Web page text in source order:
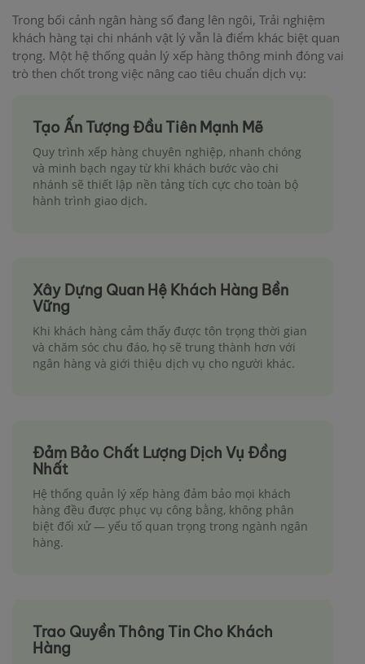
Trong bối cảnh ngân hàng số đang lên ngôi, Trải nghiệm
khách hàng tại chi nhánh vật lý vẫn là điểm khác biệt quan
trọng. Một hệ thống quản lý xếp hàng thông minh đóng vai
trò then chốt trong việc nâng cao tiêu chuẩn dịch vụ:
Tạo Ấn Tượng Đầu Tiên Mạnh Mẽ
Quy trình xếp hàng chuyên nghiệp, nhanh chóng
và minh bạch ngay từ khi khách bước vào chi
nhánh sẽ thiết lập nền tảng tích cực cho toàn bộ
hành trình giao dịch.
Xây Dựng Quan Hệ Khách Hàng Bền
Vững
Khi khách hàng cảm thấy được tôn trọng thời gian
và chăm sóc chu đáo, họ sẽ trung thành hơn với
ngân hàng và giới thiệu dịch vụ cho người khác.
Đảm Bảo Chất Lượng Dịch Vụ Đồng
Nhất
Hệ thống quản lý xếp hàng đảm bảo mọi khách
hàng đều được phục vụ công bằng, không phân
biệt đối xử — yếu tố quan trọng trong ngành ngân
hàng.
Trao Quyền Thông Tin Cho Khách
Hàng